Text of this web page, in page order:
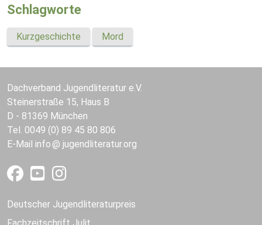
Schlagworte
Kurzgeschichte Mord
Dachverband Jugendliteratur e.V.
Steinerstraße 15, Haus B
D - 81369 München
Tel. 0049 (0) 89 45 80 806
E-Mail info jugendliteratur.org
Deutscher Jugendliteraturpreis